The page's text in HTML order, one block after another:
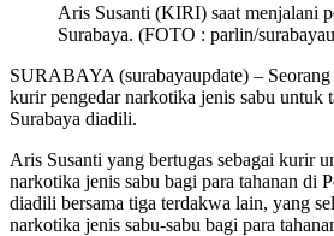
Aris Susanti (KIRI) saat menjalani
Surabaya. (FOTO : parlin/
SURABAYA (surabayaupdate) –
kurir pengedar narkotika jenis sabu untuk
Surabaya diadili.
Aris Susanti yang bertugas sebagai kurir
narkotika jenis sabu bagi para tahanan di
diadili bersama tiga terdakwa lain, yang
narkotika jenis sabu-sabu bagi para